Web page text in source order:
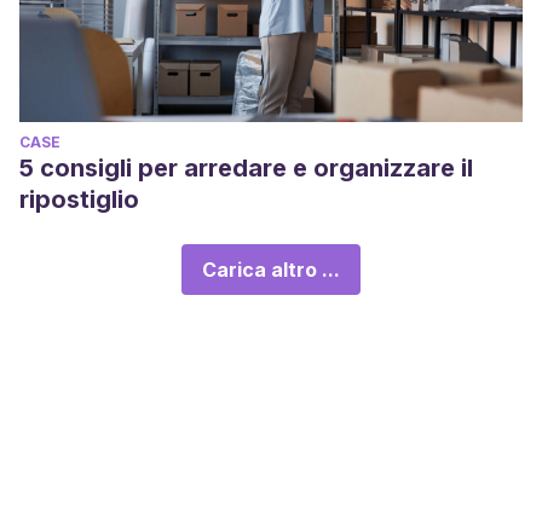
CASE
5 consigli per arredare e organizzare il
ripostiglio
Carica altro ...